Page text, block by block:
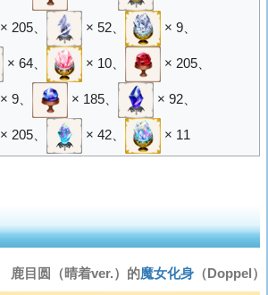
× 205、 × 52、 × 9、
× 64、 × 10、 × 205、
× 9、 × 185、 × 92、
× 205、 × 42、 × 11
鹿目圆（晴着ver.）的魔女化身（Doppel）